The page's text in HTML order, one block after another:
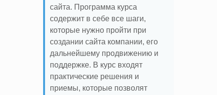
сайта. Программа курса
содержит в себе все шаги,
которые нужно пройти при
создании сайта компании, его
дальнейшему продвижению и
поддержке. В курс входят
практические решения и
приемы, которые позволят